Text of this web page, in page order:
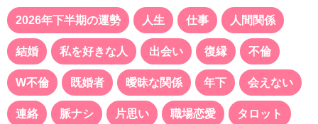
2026年下半期の運勢 人生 仕事 人間関係
結婚 私を好きな人 出会い 復縁 不倫
W不倫 既婚者 曖昧な関係 年下 会えない
連絡 脈ナシ 片思い 職場恋愛 タロット